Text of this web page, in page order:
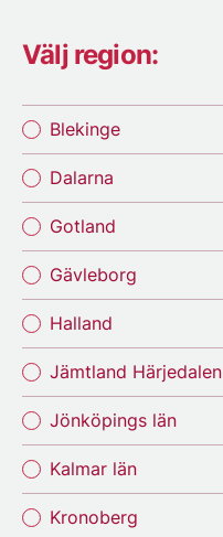
Välj region:
Blekinge
Dalarna
Gotland
Gävleborg
Halland
Jämtland Härjedalen
Jönköpings län
Kalmar län
Kronoberg